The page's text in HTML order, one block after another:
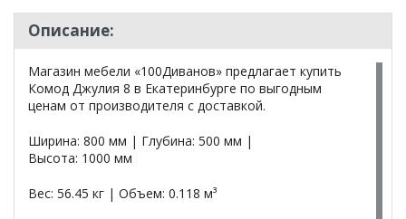
Описание:
Магазин мебели «100Диванов» предлагает купить
Комод Джулия 8 в Екатеринбурге по выгодным
ценам от производителя с доставкой.
Ширина: 800 мм | Глубина: 500 мм |
Высота: 1000 мм
Вес: 56.45 кг | Объем: 0.118 м³